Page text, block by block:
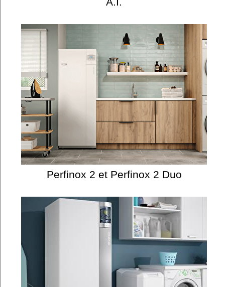
Perfinox 2 et Perfinox 2 Duo